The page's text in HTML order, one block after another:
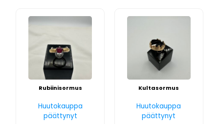
Rubiinisormus
Huutokauppa
päättynyt
Kultasormus
Huutokauppa
päättynyt